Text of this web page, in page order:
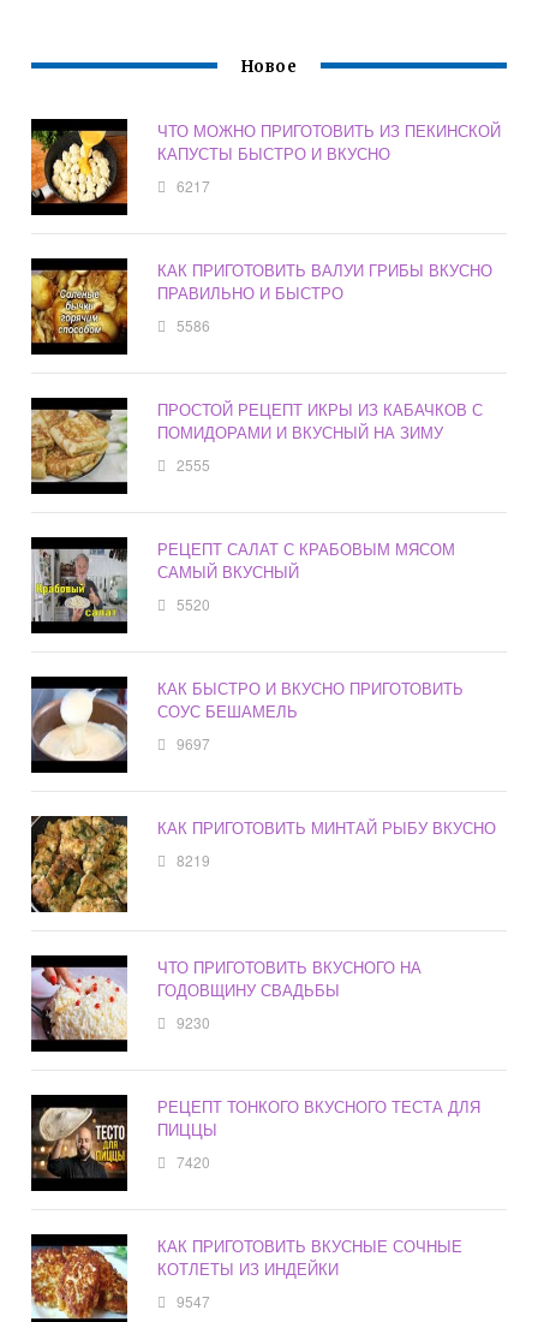
Новое
ЧТО МОЖНО ПРИГОТОВИТЬ ИЗ ПЕКИНСКОЙ
КАПУСТЫ БЫСТРО И ВКУСНО
6217
КАК ПРИГОТОВИТЬ ВАЛУИ ГРИБЫ ВКУСНО
ПРАВИЛЬНО И БЫСТРО
5586
ПРОСТОЙ РЕЦЕПТ ИКРЫ ИЗ КАБАЧКОВ С
ПОМИДОРАМИ И ВКУСНЫЙ НА ЗИМУ
2555
РЕЦЕПТ САЛАТ С КРАБОВЫМ МЯСОМ
САМЫЙ ВКУСНЫЙ
5520
КАК БЫСТРО И ВКУСНО ПРИГОТОВИТЬ
СОУС БЕШАМЕЛЬ
9697
КАК ПРИГОТОВИТЬ МИНТАЙ РЫБУ ВКУСНО
8219
ЧТО ПРИГОТОВИТЬ ВКУСНОГО НА
ГОДОВЩИНУ СВАДЬБЫ
9230
РЕЦЕПТ ТОНКОГО ВКУСНОГО ТЕСТА ДЛЯ
ПИЦЦЫ
7420
КАК ПРИГОТОВИТЬ ВКУСНЫЕ СОЧНЫЕ
КОТЛЕТЫ ИЗ ИНДЕЙКИ
9547